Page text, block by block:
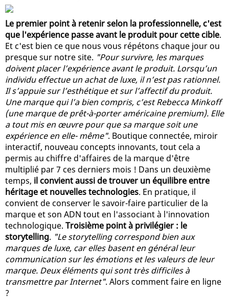
Le premier point à retenir selon la professionnelle, c'est
que l'expérience passe avant le produit pour cette cible.
Et c'est bien ce que nous vous répétons chaque jour ou
presque sur notre site. "Pour survivre, les marques
doivent placer l’expérience avant le produit. Lorsqu’un
individu effectue un achat de luxe, il n’est pas rationnel.
Il s’appuie sur l’esthétique et sur l’affectif du produit.
Une marque qui l’a bien compris, c’est Rebecca Minkoff
(une marque de prêt-à-porter américaine premium). Elle
a tout mis en œuvre pour que sa marque soit une
expérience en elle- même". Boutique connectée, miroir
interactif, nouveau concepts innovants, tout cela a
permis au chiffre d'affaires de la marque d'être
multiplié par 7 ces derniers mois ! Dans un deuxième
temps, il convient aussi de trouver un équilibre entre
héritage et nouvelles technologies. En pratique, il
convient de conserver le savoir-faire particulier de la
marque et son ADN tout en l'associant à l'innovation
technologique. Troisième point à privilégier : le
storytelling. "Le storytelling correspond bien aux
marques de luxe, car elles basent en général leur
communication sur les émotions et les valeurs de leur
marque. Deux éléments qui sont très difficiles à
transmettre par Internet". Alors comment faire en ligne
?